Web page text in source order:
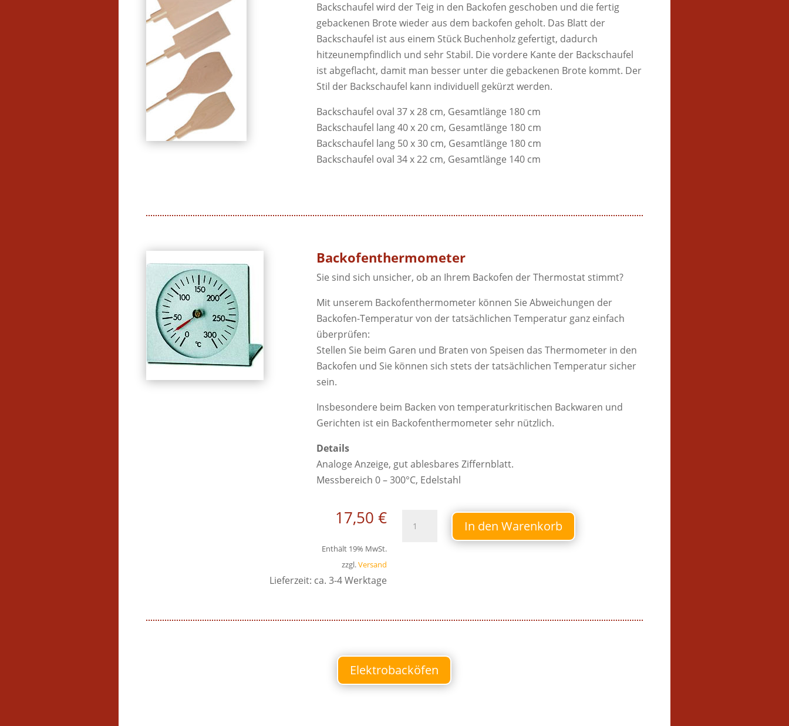
Backschaufel wird der Teig in den Backofen geschoben und die fertig
gebackenen Brote wieder aus dem backofen geholt. Das Blatt der
Backschaufel ist aus einem Stück Buchenholz gefertigt, dadurch
hitzeunempfindlich und sehr Stabil. Die vordere Kante der Backschaufel
ist abgeflacht, damit man besser unter die gebackenen Brote kommt. Der
Stil der Backschaufel kann individuell gekürzt werden.
Backschaufel oval 37 x 28 cm, Gesamtlänge 180 cm
Backschaufel lang 40 x 20 cm, Gesamtlänge 180 cm
Backschaufel lang 50 x 30 cm, Gesamtlänge 180 cm
Backschaufel oval 34 x 22 cm, Gesamtlänge 140 cm
Backofenthermometer
Sie sind sich unsicher, ob an Ihrem Backofen der Thermostat stimmt?
Mit unserem Backofenthermometer können Sie Abweichungen der
Backofen-Temperatur von der tatsächlichen Temperatur ganz einfach
überprüfen:
Stellen Sie beim Garen und Braten von Speisen das Thermometer in den
Backofen und Sie können sich stets der tatsächlichen Temperatur sicher
sein.
Insbesondere beim Backen von temperaturkritischen Backwaren und
Gerichten ist ein Backofenthermometer sehr nützlich.
Details
Analoge Anzeige, gut ablesbares Ziffernblatt.
Messbereich 0 – 300°C, Edelstahl
17,50€
Enthält 19% MwSt.
zzgl.Versand
Lieferzeit: ca. 3-4 Werktage
Backofenthermometer
Menge
In den Warenkorb
Elektrobacköfen